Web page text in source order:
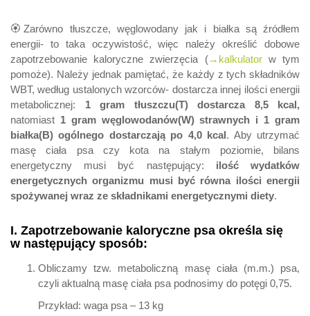
🏵Zarówno tłuszcze, węglowodany jak i białka są źródłem
energii- to taka oczywistość, więc należy określić dobowe
zapotrzebowanie kaloryczne zwierzęcia (→kalkulatorw tym
pomoże). Należy jednak pamiętać, że każdy z tych składników
WBT, według ustalonych wzorców- dostarcza innej ilości energii
metabolicznej: 1 gram tłuszczu(T) dostarcza 8,5 kcal,
natomiast 1 gram węglowodanów(W) strawnych i 1 gram
białka(B) ogólnego dostarczają po 4,0 kcal. Aby utrzymać
masę ciała psa czy kota na stałym poziomie, bilans
energetyczny musi być następujący: ilość wydatków
energetycznych organizmu musi być równa ilości energii
spożywanej wraz ze składnikami energetycznymi diety.
I. Zapotrzebowanie kaloryczne psa określa się
w następujący sposób:
Obliczamy tzw. metaboliczną masę ciała (m.m.) psa,
czyli aktualną masę ciała psa podnosimy do potęgi 0,75.
Przykład: waga psa – 13 kg